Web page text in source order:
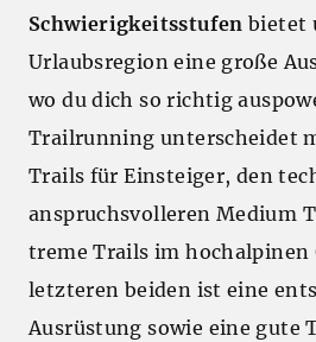
Schwierigkeitsstufen bietet
Urlaubsregion eine große
wo du dich so richtig
Trailrunning unterscheidet
Trails für Einsteiger, den
anspruchsvolleren Medium
treme Trails im hochalpinen
letzteren beiden ist eine
Ausrüstung sowie eine gute